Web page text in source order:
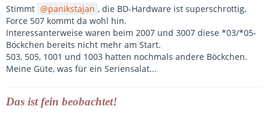
Stimmt panikstajan , die BD-Hardware ist superschrottig,
Force 507 kommt da wohl hin.
Interessanterweise waren beim 2007 und 3007 diese *03/*05-
Böckchen bereits nicht mehr am Start.
503, 505, 1001 und 1003 hatten nochmals andere Böckchen.
Meine Güte, was für ein Seriensalat...
Das ist fein beobachtet!